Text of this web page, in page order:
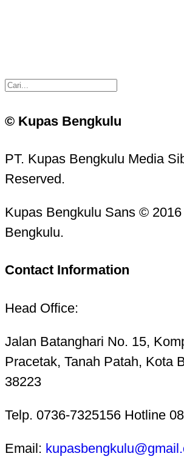
© Kupas Bengkulu
PT. Kupas Bengkulu Media
Reserved.
Kupas Bengkulu Sans ©
Bengkulu.
Contact Information
Head Office:
Jalan Batanghari No. 15,
Pracetak, Tanah Patah, Kota
38223
Telp. 0736-7325156 Hotline
Email: